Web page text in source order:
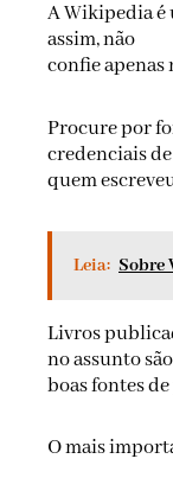
A Wikipedia é
assim, não
confie apenas
Procure por
credenciais de
quem
Leia: Sobre
Livros
no assunto são
boas fontes
O mais